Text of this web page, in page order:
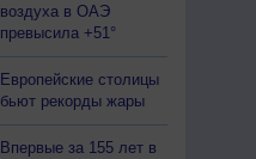
747 746 748
воздуха в ОАЭ
превысила +51°
Европейские столицы
бьют рекорды жары
Впервые за 155 лет в